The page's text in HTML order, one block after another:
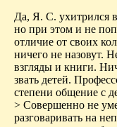
Да, Я. С. ухитрился
но при этом и не
отличие от своих
ничего не назовут.
взгляды и книги.
звать детей.
степени общение с
> Совершенно не
разговаривать на